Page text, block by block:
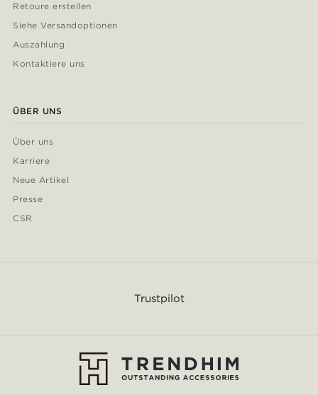
Retoure erstellen
Siehe Versandoptionen
Auszahlung
Kontaktiere uns
ÜBER UNS
Über uns
Karriere
Neue Artikel
Presse
CSR
Trustpilot